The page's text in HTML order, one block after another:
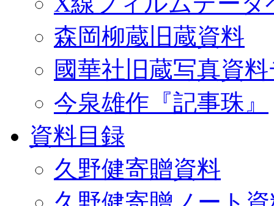
森岡柳蔵旧蔵資料
國華社旧蔵写真資
今泉雄作『記事珠』
資料目録
久野健寄贈資料